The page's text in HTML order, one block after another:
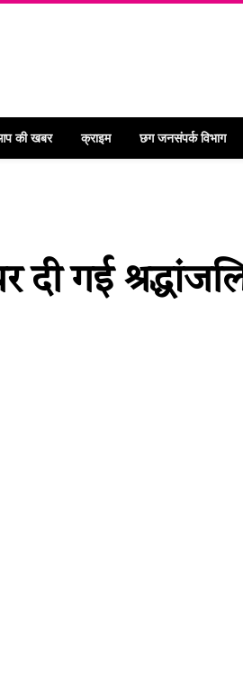
की खबर क्राइम छग जनसंपर्क विभाग
दी गई